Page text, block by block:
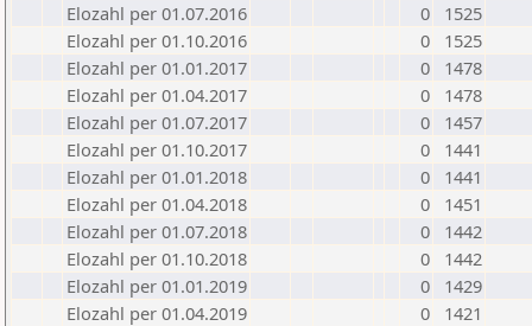
Elozahl per 01.07.2016
0
1525
Elozahl per 01.10.2016
0
1525
Elozahl per 01.01.2017
0
1478
Elozahl per 01.04.2017
0
1478
Elozahl per 01.07.2017
0
1457
Elozahl per 01.10.2017
0
1441
Elozahl per 01.01.2018
0
1441
Elozahl per 01.04.2018
0
1451
Elozahl per 01.07.2018
0
1442
Elozahl per 01.10.2018
0
1442
Elozahl per 01.01.2019
0
1429
Elozahl per 01.04.2019
0
1421